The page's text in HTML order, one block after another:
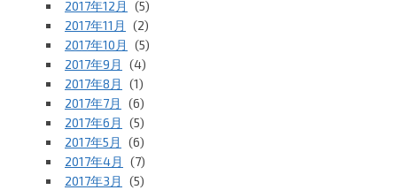
2017年12月
(5)
2017年11月
(2)
2017年10月
(5)
2017年9月
(4)
2017年8月
(1)
2017年7月
(6)
2017年6月
(5)
2017年5月
(6)
2017年4月
(7)
2017年3月
(5)